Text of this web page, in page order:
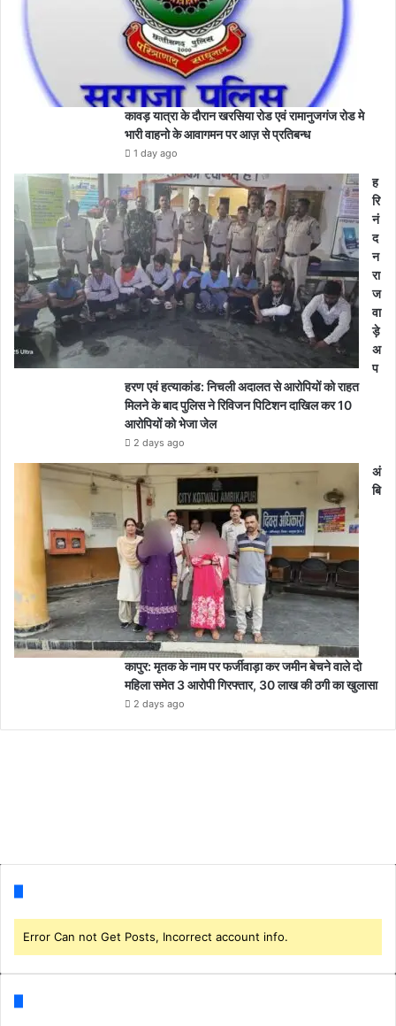
कावड़ यात्रा के दौरान खरसिया रोड एवं रामानुजगंज रोड मे
भारी वाहनो के आवागमन पर आज़ से प्रतिबन्ध
1 day ago
ह
रि
नं
द
न
रा
ज
वा
ड़े
अ
प
हरण एवं हत्याकांड: निचली अदालत से आरोपियों को राहत
मिलने के बाद पुलिस ने रिविजन पिटिशन दाखिल कर 10
आरोपियों को भेजा जेल
2 days ago
अं
बि
कापुर: मृतक के नाम पर फर्जीवाड़ा कर जमीन बेचने वाले दो
महिला समेत 3 आरोपी गिरफ्तार, 30 लाख की ठगी का खुलासा
2 days ago
Error Can not Get Posts, Incorrect account info.